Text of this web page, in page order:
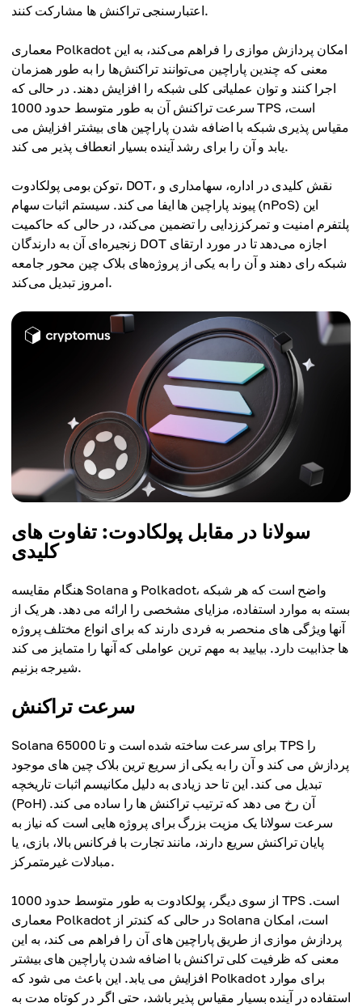
اعتبارسنجی تراکنش ها مشارکت کنند.
معماری Polkadot امکان پردازش موازی را فراهم می‌کند، به این
معنی که چندین پاراچین می‌توانند تراکنش‌ها را به طور همزمان
اجرا کنند و توان عملیاتی کلی شبکه را افزایش دهند. در حالی که
سرعت تراکنش آن به طور متوسط ​​حدود 1000 TPS است،
مقیاس پذیری شبکه با اضافه شدن پاراچین های بیشتر افزایش می
یابد و آن را برای رشد آینده بسیار انعطاف پذیر می کند.
توکن بومی پولکادوت، DOT، نقش کلیدی در اداره، سهامداری و
پیوند پاراچین ها ایفا می کند. سیستم اثبات سهام (nPoS) این
پلتفرم امنیت و تمرکززدایی را تضمین می‌کند، در حالی که حاکمیت
زنجیره‌ای آن به دارندگان DOT اجازه می‌دهد تا در مورد ارتقای
شبکه رای دهند و آن را به یکی از پروژه‌های بلاک چین محور جامعه
امروز تبدیل می‌کند.
سولانا در مقابل پولکادوت: تفاوت های
کلیدی
هنگام مقایسه Solana و Polkadot، واضح است که هر شبکه
بسته به موارد استفاده، مزایای مشخصی را ارائه می دهد. هر یک از
آنها ویژگی های منحصر به فردی دارند که برای انواع مختلف پروژه
ها جذابیت دارد. بیایید به مهم ترین عواملی که آنها را متمایز می کند
شیرجه بزنیم.
سرعت تراکنش
Solana برای سرعت ساخته شده است و تا 65000 TPS را
پردازش می کند و آن را به یکی از سریع ترین بلاک چین های موجود
تبدیل می کند. این تا حد زیادی به دلیل مکانیسم اثبات تاریخچه
(PoH) آن رخ می دهد که ترتیب تراکنش ها را ساده می کند.
سرعت سولانا یک مزیت بزرگ برای پروژه هایی است که نیاز به
پایان تراکنش سریع دارند، مانند تجارت با فرکانس بالا، بازی، یا
مبادلات غیرمتمرکز.
از سوی دیگر، پولکادوت به طور متوسط ​​حدود 1000 TPS است.
معماری Polkadot در حالی که کندتر از Solana است، امکان
پردازش موازی از طریق پاراچین های آن را فراهم می کند، به این
معنی که ظرفیت کلی تراکنش با اضافه شدن پاراچین های بیشتر
افزایش می یابد. این باعث می شود که Polkadot برای موارد
استفاده در آینده بسیار مقیاس پذیر باشد، حتی اگر در کوتاه مدت به